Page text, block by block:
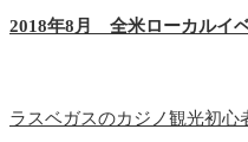
2018年8月 全米ローカルイ
ラスベガスのカジノ観光初心